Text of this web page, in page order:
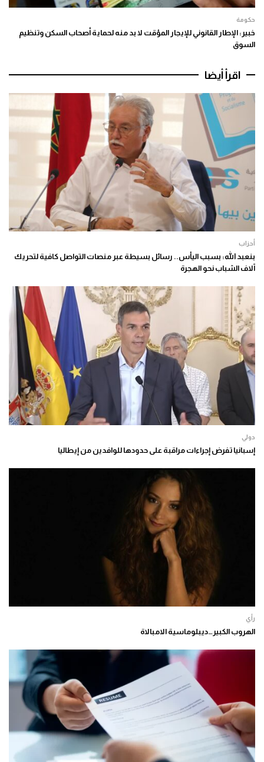
حكومة
خبير: الإطار القانوني للإيجار المؤقت لا بد منه لحماية أصحاب السكن وتنظيم
السوق
اقرأ أيضا
أحزاب
بنعبد الله: بسبب اليأس.. رسائل بسيطة عبر منصات التواصل كافية لتحريك
آلاف الشباب نحو الهجرة
دولي
إسبانيا تفرض إجراءات مراقبة على حدودها للوافدين من إيطاليا
رأي
الهروب الكبير…ديبلوماسية الامبالاة